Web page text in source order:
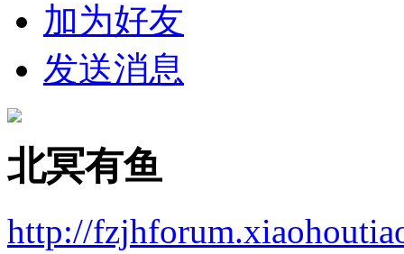
加为好友
发送消息
北冥有鱼
http://